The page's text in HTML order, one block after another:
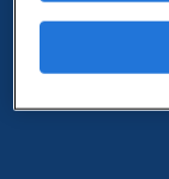
- métier et
- lieu :